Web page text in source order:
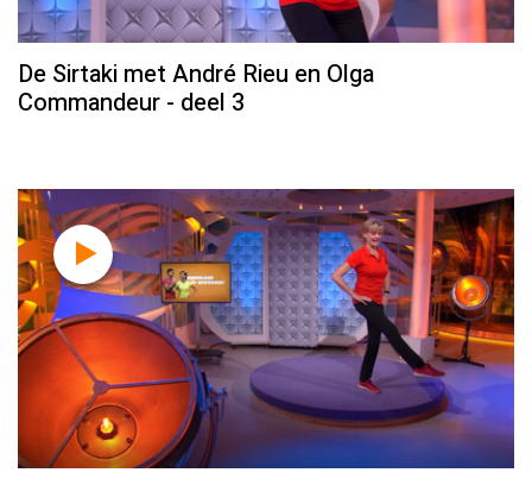
De Sirtaki met André Rieu en Olga
Commandeur - deel 3